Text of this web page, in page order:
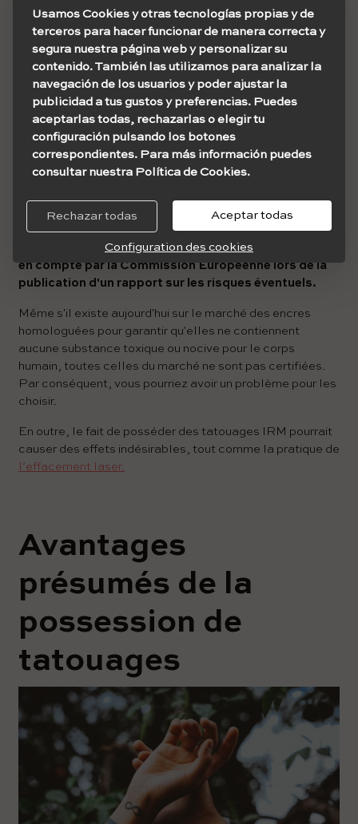
éléments organiques et des métaux lourds nocifs (nickel,
chrome, magnésium ou cobalt en font partie). Nous
allons les distinguer en deux :
Encres noires.
Son ingrédient actif est le
carbone, et ce sont les plus courantes. Ceux-ci
sont utilisés depuis plus de 4 000 ans et à ce jour
aucun problème sérieux n'a été détecté.
Encres de couleur.
Autrefois, ils étaient fabriqués
avec des matériaux lourds, mais depuis plusieurs
colorants synthétiques moins nocifs.
S'assurer que les encres ne contiennent pas de
composants toxiques a été l'un des points à prendre
en compte par la Commission Européenne lors de la
publication d'un rapport sur les risques éventuels.
Même s'il existe aujourd'hui sur le marché des encres
homologuées pour garantir qu'elles ne contiennent
aucune substance toxique ou nocive pour le corps
humain, toutes celles du marché ne sont pas certifiées.
Par conséquent, vous pourriez avoir un problème pour les
choisir.
En outre, le fait de posséder des tatouages IRM pourrait
causer des effets indésirables, tout comme la pratique de
l’effacement laser.
Avantages
présumés de la
possession de
tatouages
Usamos Cookies y otras tecnologías propias y de
terceros para hacer funcionar de manera correcta y
segura nuestra página web y personalizar su
contenido. También las utilizamos para analizar la
navegación de los usuarios y poder ajustar la
publicidad a tus gustos y preferencias. Puedes
aceptarlas todas, rechazarlas o elegir tu
configuración pulsando los botones
correspondientes. Para más información puedes
consultar nuestra Política de Cookies.
Rechazar todas Aceptar todas
Configuration des cookies